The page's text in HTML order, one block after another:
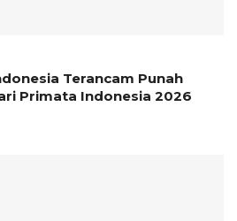
Terancam Punah
Primata Indonesia 2026